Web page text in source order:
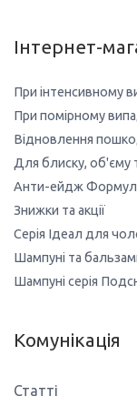
Інтернет-
При інтенсивному
При помірному
Відновлення
Для блиску, об'єму
Анти-ейдж
Знижки та акції
Серія Ідеал для
Шампуні та
Шампуні серія
Комунікація
Статті